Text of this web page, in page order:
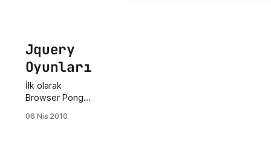
Jquery
Oyunları
İlk olarak
Browser Pong
tanıtayım. Bu
06 Nis 2010